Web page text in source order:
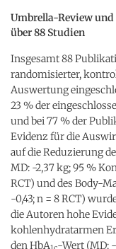
Umbrella-Review und
über 88 Studien
Insgesamt 88
randomisierter,
Auswertung
23 % der
und bei 77 % der
Evidenz für die
auf die Reduzierung
MD: -2,37 kg; 95 %
RCT) und des Body-
-0,43; n = 8 RCT)
die Autoren hohe
kohlenhydratarmen
den HbA
-Wert (MD: